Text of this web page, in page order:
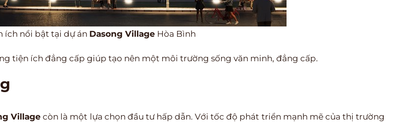
ích nổi bật tại dự án Dasong VillageHòa Bình
tiện ích đẳng cấp giúp tạo nên một môi trường sống văn minh, đẳng cấp.
Village còn là một lựa chọn đầu tư hấp dẫn. Với tốc độ phát triển mạnh mẽ của thị trường